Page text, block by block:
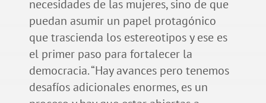
necesidades de las mujeres, sino de que
puedan asumir un papel protagónico
que trascienda los estereotipos y ese es
el primer paso para fortalecer la
democracia. “Hay avances pero tenemos
desafíos adicionales enormes, es un